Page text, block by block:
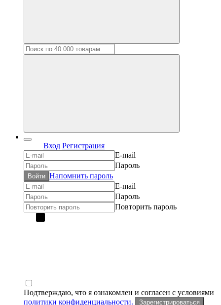
Вход Регистрация
E-mail
Пароль
Войти Напомнить пароль
E-mail
Пароль
Повторить пароль
Подтверждаю, что я ознакомлен и согласен с условиями
политики конфиденциальности.
Зарегистрироваться